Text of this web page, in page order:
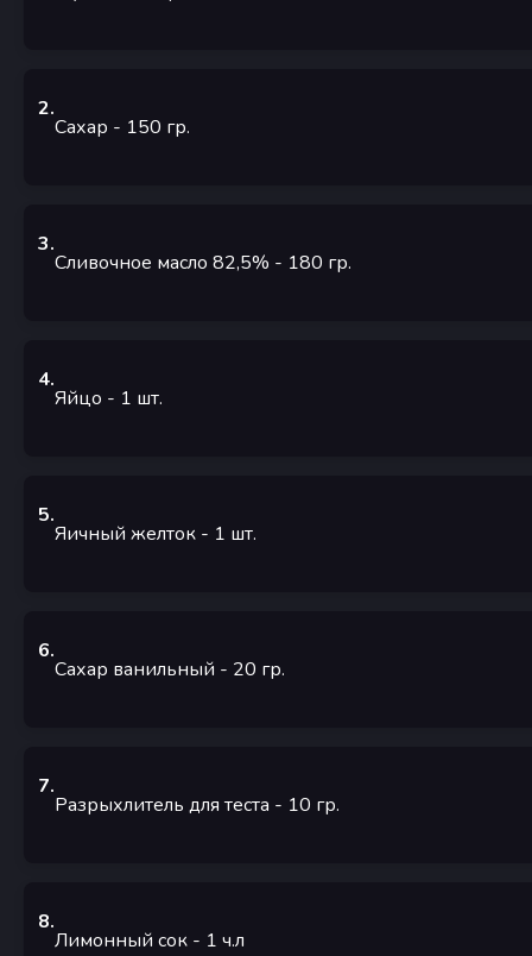
2.
Сахар - 150 гр.
3.
Сливочное масло 82,5% - 180 гр.
4.
Яйцо - 1 шт.
5.
Яичный желток - 1 шт.
6.
Сахар ванильный - 20 гр.
7.
Разрыхлитель для теста - 10 гр.
8.
Лимонный сок - 1 ч.л